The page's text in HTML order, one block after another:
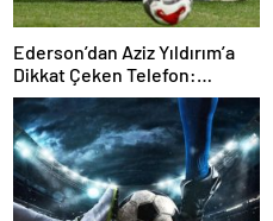
Ederson’dan Aziz Yıldırım’a
Dikkat Çeken Telefon:
“Fenerbahçe’de Kalmak
İstiyorum” Mesajı